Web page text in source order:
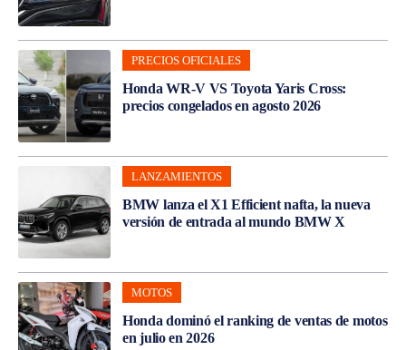
PRECIOS OFICIALES
Honda WR-V VS Toyota Yaris Cross:
precios congelados en agosto 2026
LANZAMIENTOS
BMW lanza el X1 Efficient nafta, la nueva
versión de entrada al mundo BMW X
MOTOS
Honda dominó el ranking de ventas de motos
en julio en 2026